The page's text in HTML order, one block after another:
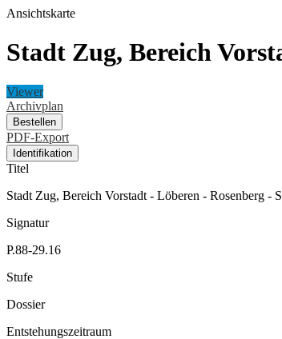
Ansichtskarte
Stadt Zug, Bereich
Viewer
Archivplan
Bestellen
PDF-Export
Identifikation
Titel
Stadt Zug, Bereich Vorstadt - Löberen - Rosenberg -
Signatur
P.88-29.16
Stufe
Dossier
Entstehungszeitraum